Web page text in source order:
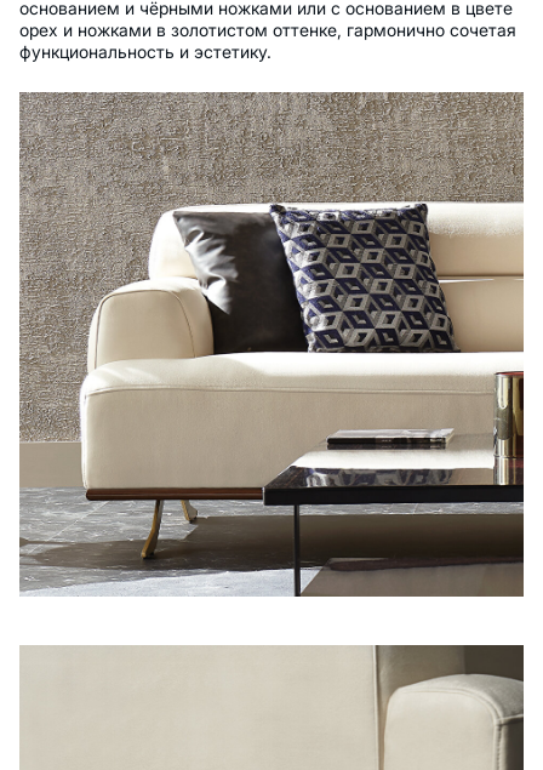
основанием и чёрными ножками или с основанием в цвете
орех и ножками в золотистом оттенке, гармонично сочетая
функциональность и эстетику.